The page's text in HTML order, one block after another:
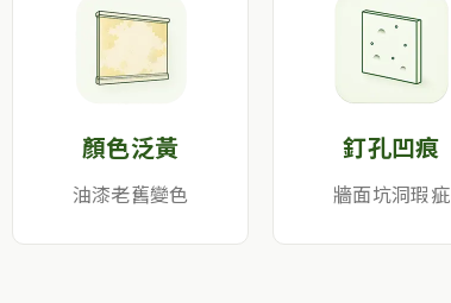
顏色泛黃
油漆老舊變色
釘孔凹痕
牆面坑洞瑕疵